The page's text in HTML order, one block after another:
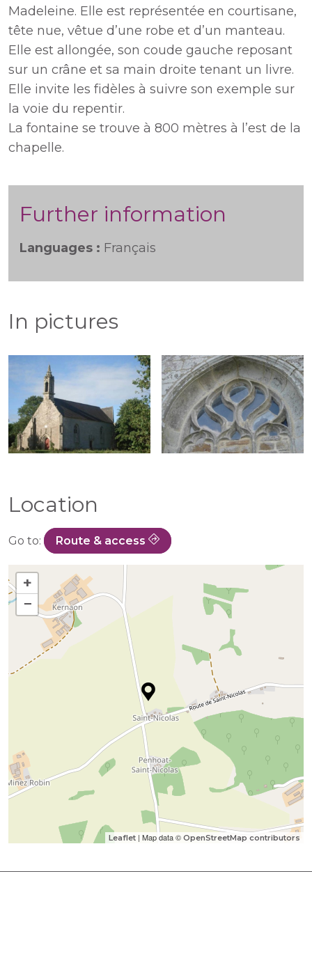
Madeleine. Elle est représentée en courtisane,
tête nue, vêtue d’une robe et d’un manteau.
Elle est allongée, son coude gauche reposant
sur un crâne et sa main droite tenant un livre.
Elle invite les fidèles à suivre son exemple sur
la voie du repentir.
La fontaine se trouve à 800 mètres à l’est de la
chapelle.
Further information
Languages : Français
In pictures
Location
Go to: Route & access
+
−
Leaflet | Map data © OpenStreetMap contributors